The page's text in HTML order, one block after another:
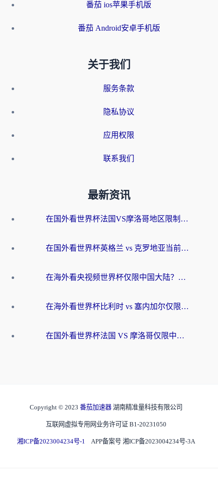
番茄 ios苹果手机版
番茄 Android安卓手机版
关于我们
服务条款
隐私协议
应用权限
联系我们
最新资讯
在国外看世界杯法国VS摩洛哥地区限制？这篇指南让你流畅看中文解说无压力
在国外看世界杯英格兰 vs 克罗地亚当前地区不可播放？这篇指南帮你搞定所有海外观赛难题
在海外看央视频世界杯仅限中国大陆？这篇指南帮你解锁中文解说+无卡顿直播
在海外看世界杯比利时 vs 塞内加尔仅限中国大陆？我找到了最流畅的中文解说之路
在国外看世界杯法国 VS 摩洛哥仅限中国大陆？海外党这样看中文解说赛事不卡顿
Copyright © 2023 番茄加速器 湖南精准量科技有限公司
互联网虚拟专用网业务许可证 B1-20231050
湘ICP备2023004234号-1 APP备案号 湘ICP备2023004234号-3A